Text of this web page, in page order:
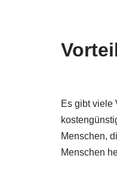
Es gibt viele
Menschen,
Menschen